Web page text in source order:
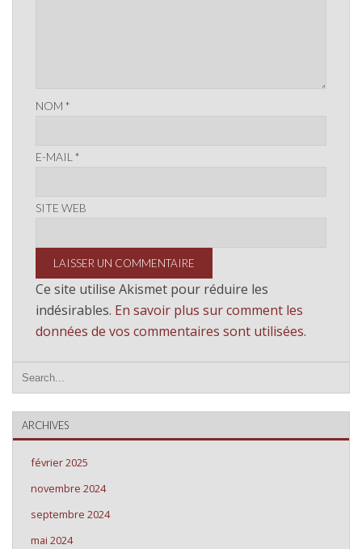
NOM *
E-MAIL *
SITE WEB
Ce site utilise Akismet pour réduire les
indésirables. En savoir plus sur comment les
données de vos commentaires sont utilisées.
ARCHIVES
février 2025
novembre 2024
septembre 2024
mai 2024